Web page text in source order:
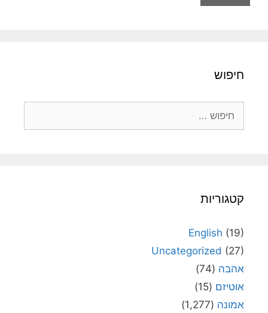
חיפוש
קטגוריות
English (19)
Uncategorized (27)
אהבה (74)
אוטיזם (15)
אמונה (1,277)